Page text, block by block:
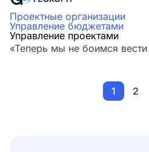
Проектные организации
Управление бюджетами
Управление проектами
«Теперь мы не боимся
1 2